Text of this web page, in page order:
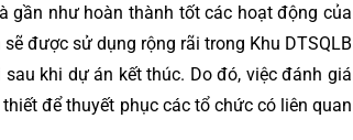
gần như hoàn thành tốt các hoạt động của
được sử dụng rộng rãi trong Khu DTSQLB
khi dự án kết thúc. Do đó, việc đánh giá
để thuyết phục các tổ chức có liên quan